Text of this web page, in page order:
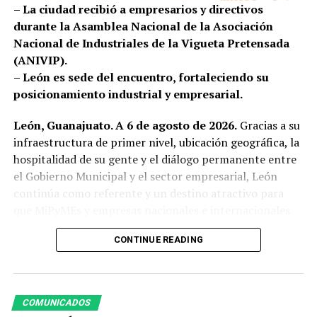
SE IMPULSAN REDES DE APOYO Y SORORIDAD ENTRE
MUJERES
– La ciudad recibió a empresarios y directivos
durante la Asamblea Nacional de la Asociación
Nacional de Industriales de la Vigueta Pretensada
(ANIVIP).
– León es sede del encuentro, fortaleciendo su
posicionamiento industrial y empresarial.
León, Guanajuato. A 6 de agosto de 2026.Gracias a su
infraestructura de primer nivel, ubicación geográfica, la
hospitalidad de su gente y el diálogo permanente entre
el Gobierno Municipal y el sector empresarial, León
continúa como referente y un destino atractivo para
de todos los sectores inviertan, crezcan y generen
La presidenta municipal, Ale Gutiérrez, dio la bienvenida
a los integrantes de la Asociación Nacional de
Industriales de la Vigueta Pretensada A.C. (ANIVIP),
CONTINUE READING
COMUNICADOS